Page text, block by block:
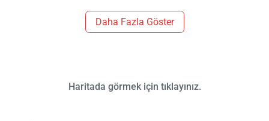
Daha Fazla Göster
Haritada görmek için tıklayınız.